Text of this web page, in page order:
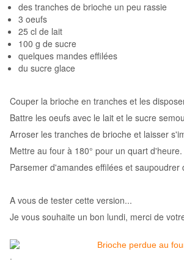
des tranches de brioche un peu rassie
3 oeufs
25 cl de lait
100 g de sucre
quelques mandes effilées
du sucre glace
Couper la brioche en tranches et les
Battre les oeufs avec le lait et le sucre
Arroser les tranches de brioche et laisser
Mettre au four à 180° pour un quart d'heure.
Parsemer d'amandes effilées et saupoudrer
A vous de tester cette version...
Je vous souhaite un bon lundi, merci de